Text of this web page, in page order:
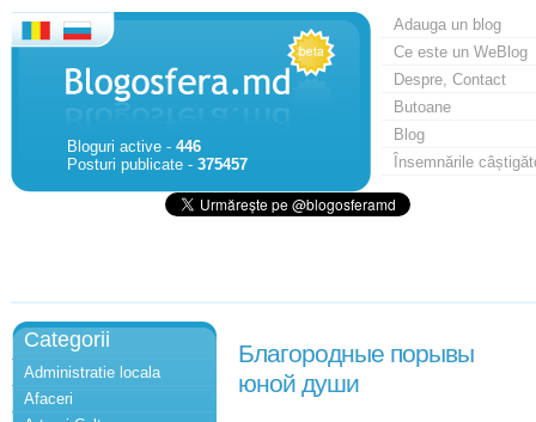
Bloguri active - 446
Posturi publicate - 375457
Adauga un blog
Ce este un WeBlog
Despre, Contact
Butoane
Blog
Însemnările
Categorii
Administratie locala
Afaceri
Благородные порывы
юной души